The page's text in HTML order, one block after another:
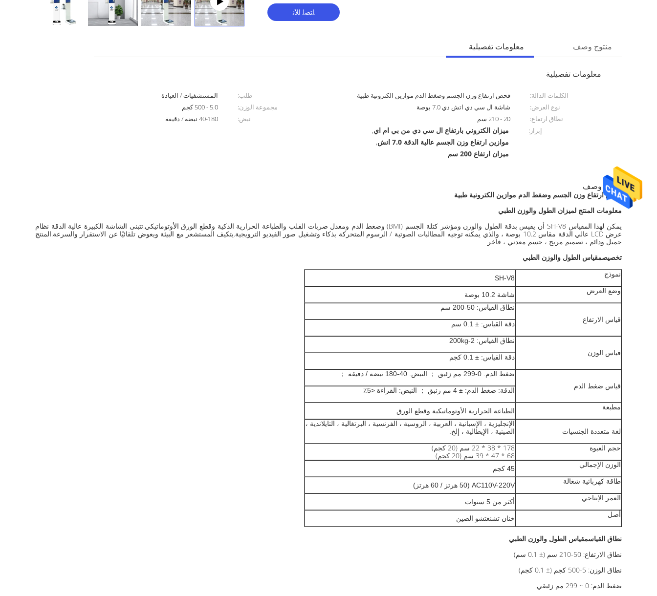
ﺎﺘﺼﻟ ﺍﻶﻧ
معلومات تفصيلية منتوج وصف
معلومات تفصيلية
الكلمات الدالة: فحص ارتفاع وزن الجسم وضغط الدم موازين الكترونية طبية طلب:
المستشفيات / العيادة
نوع العرض:
شاشة ال سي دي اتش دي 7.0 بوصة مجموعة الوزن:
5.0 - 500 كجم
نطاق ارتفاع:
20 - 210 سم نبض:
40-180 نبضة / دقيقة
إبراز:
ميزان الكتروني بارتفاع ال سي دي من بي ام اي,
موازين ارتفاع وزن الجسم عالية الدقة 7.0 انش ,
ميزان ارتفاع 200 سم
منتوج وصف
فحص ارتفاع وزن الجسم وضغط الدم موازين الكترونية طبية
معلومات المنتج لميزان الطول والوزن الطبي
يمكن لهذا المقياس SH-V8 أن يقيس بدقة الطول والوزن ومؤشر كتلة الجسم (BMI) وضغط الدم ومعدل ضربات القلب والطباعة الحرارية الذكية وقطع الورق الأوتوماتيكي.تتبنى الشاشة الكبيرة عالية الدقة نظام
عرض LCD عالي الدقة مقاس 10.2 بوصة ، والذي يمكنه توجيه المطالبات الصوتية / الرسوم المتحركة بذكاء وتشغيل صور الفيديو الترويجية.يتكيف المستشعر مع البيئة ويعوض تلقائيًا عن الاستقرار والسرعة.المنتج
جميل ودائم ، تصميم مريح ، جسم معدني ، فاخر
تخصيصمقياس الطول والوزن الطبي
نموذج
SH-V8
وضع العرض
شاشة 10.2 بوصة
قياس الارتفاع
نطاق القياس: 50-200 سم
دقة القياس: ± 0.1 سم
قياس الوزن
نطاق القياس: 2-200kg
دقة القياس: ± 0.1 كجم
قياس ضغط الدم
ضغط الدم: 0-299 مم زئبق ； النبض: 40-180 نبضة / دقيقة ；
الدقة: ضغط الدم: ± 4 مم زئبق ； النبض: القراءة <5٪
مطبعة الطباعة الحرارية الأوتوماتيكية وقطع الورق
لغة متعددة الجنسيات
الإنجليزية ، الإسبانية ، العربية ، الروسية ، الفرنسية ، البرتغالية ، التايلاندية ،
الصينية ، الإيطالية ، إلخ.
حجم العبوة
178 * 38 * 22 سم (20 كجم)
68 * 47 * 39 سم (20 كجم)
الوزن الإجمالي
45 كجم
طاقة كهربائية شغالة
AC110V-220V (50 هرتز / 60 هرتز)
العمر الإنتاجي
أكثر من 5 سنوات
أصل
خنان تشنغتشو الصين
نطاق القياسمقياس الطول والوزن الطبي
نطاق الارتفاع: 50-210 سم (± 0.1 سم)
نطاق الوزن: 5-500 كجم (± 0.1 كجم)
ضغط الدم: 0 ~ 299 مم زئبقي.